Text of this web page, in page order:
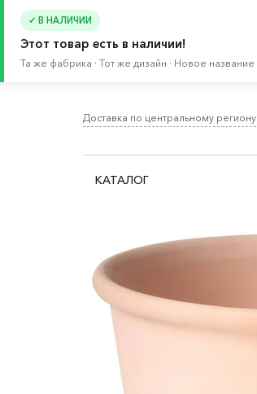
✓ В НАЛИЧИИ
Этот товар есть в наличии!
Та же фабрика · Тот же дизайн · Новое название
Доставка по центральному региону
КАТАЛОГ